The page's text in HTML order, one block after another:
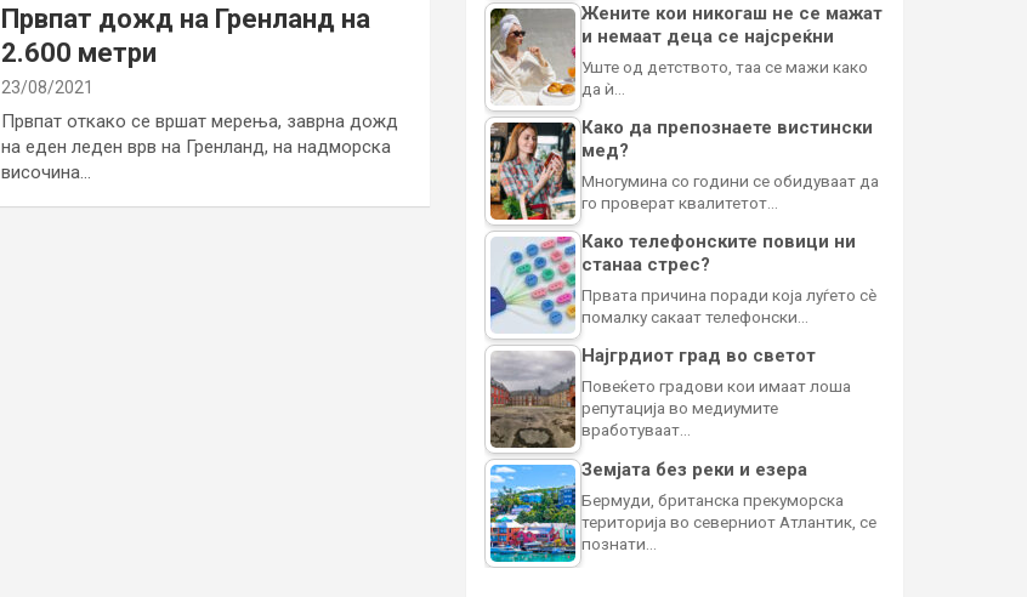
Првпат дожд на Гренланд на
2.600 метри
23/08/2021
Првпат откако се вршат мерења, заврна дожд
на еден леден врв на Гренланд, на надморска
височина…
Жените кои никогаш не се мажат
и немаат деца се најсреќни
Уште од детството, таа се мажи како
да ѝ…
Како да препознаете вистински
мед?
Многумина со години се обидуваат да
го проверат квалитетот…
Како телефонските повици ни
станаа стрес?
Првата причина поради која луѓето сè
помалку сакаат телефонски…
Најгрдиот град во светот
Повеќето градови кои имаат лоша
репутација во медиумите
вработуваат…
Земјата без реки и езера
Бермуди, британска прекуморска
територија во северниот Атлантик, се
познати…